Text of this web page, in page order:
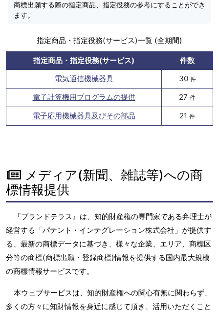
商標出願する際の指定商品、指定役務の参考にすることができ
ます。
指定商品・指定役務(サービス)一覧 (全期間)
指定商品・指定役務(サービス)
件数
電気通信機械器具
30 件
電子計算機用プログラムの提供 27 件
電子応用機械器具及びその部品 21 件
メディア(新聞、雑誌等)への商
標情報提供
『ブランドテラス』は、知的財産権の専門家である弁理士が
経営する「パテント・インテグレーション株式会社」が提供す
る、最新の商標データに基づき、様々な企業、エリア、商標区
分等の商標(商標出願・登録商標)情報を提供する国内最大規模
の商標情報サービスです。
本ウェブサービスは、知的財産権への関心有無に関わらず、
多くの方々に知財情報を身近に感じて頂き、活用いただくこと